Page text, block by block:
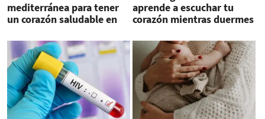
mediterránea para tener
un corazón saludable en
aprende a escuchar tu
corazón mientras duermes